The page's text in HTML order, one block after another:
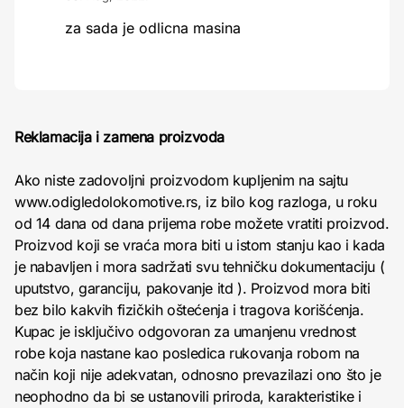
za sada je odlicna masina
Reklamacija i zamena proizvoda
Ako niste zadovoljni proizvodom kupljenim na sajtu
www.odigledolokomotive.rs, iz bilo kog razloga, u roku
od 14 dana od dana prijema robe možete vratiti proizvod.
Proizvod koji se vraća mora biti u istom stanju kao i kada
je nabavljen i mora sadržati svu tehničku dokumentaciju (
uputstvo, garanciju, pakovanje itd ). Proizvod mora biti
bez bilo kakvih fizičkih oštećenja i tragova korišćenja.
Kupac je isključivo odgovoran za umanjenu vrednost
robe koja nastane kao posledica rukovanja robom na
način koji nije adekvatan, odnosno prevazilazi ono što je
neophodno da bi se ustanovili priroda, karakteristike i